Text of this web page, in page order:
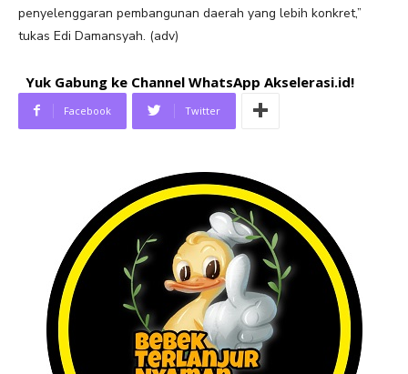
penyelenggaran pembangunan daerah yang lebih konkret,”
tukas Edi Damansyah. (adv)
Yuk Gabung ke Channel WhatsApp Akselerasi.id!
Facebook Twitter